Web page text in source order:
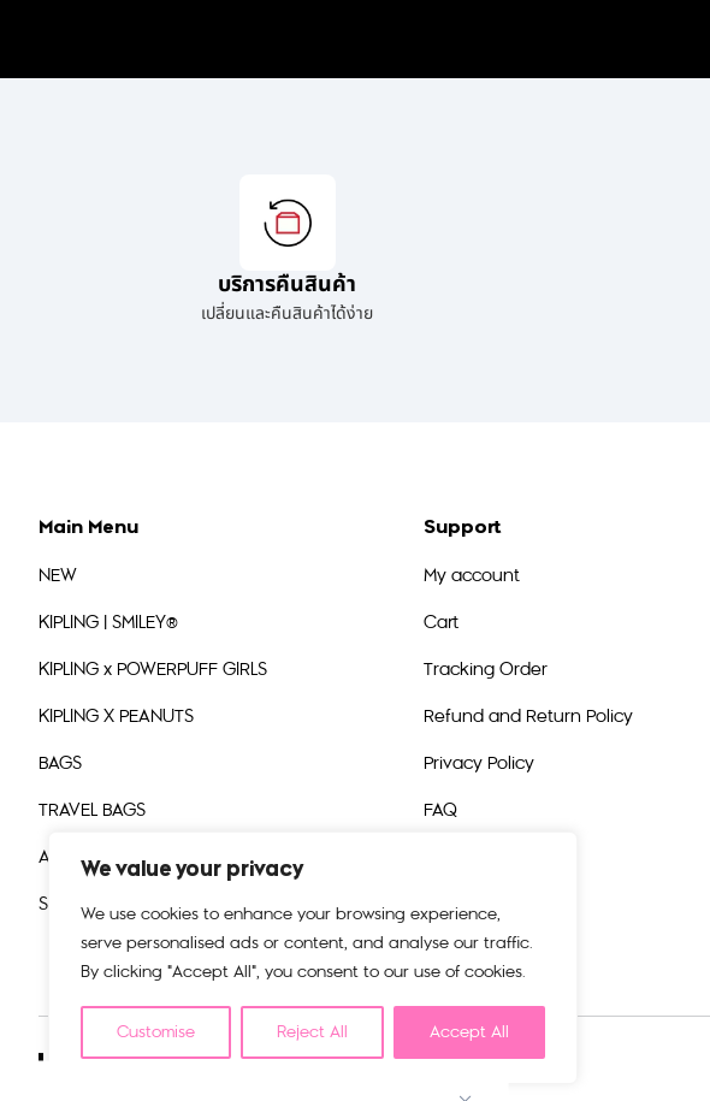
We value your privacy
We use cookies to enhance your browsing experience,
serve personalised ads or content, and analyse our traffic.
By clicking "Accept All", you consent to our use of cookies.
Customise Reject All Accept All
บริการคืนสินค้า
เปลี่ยนและคืนสินค้าได้ง่าย
Main Menu
NEW
KIPLING | SMILEY®
KIPLING x POWERPUFF GIRLS
KIPLING X PEANUTS
BAGS
TRAVEL BAGS
ACCESSORIES
SALE
Support
My account
Cart
Tracking Order
Refund and Return Policy
Privacy Policy
FAQ